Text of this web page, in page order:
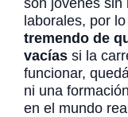
laborales, por
tremendo de
vacías si la
funcionar,
ni una
en el mundo